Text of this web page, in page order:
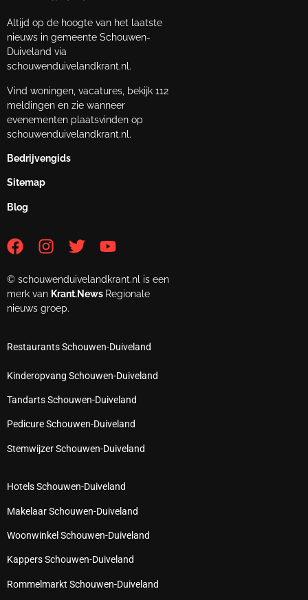
Altijd op de hoogte van het laatste
nieuws in gemeente Schouwen-
Duiveland via
schouwenduivelandkrant.nl.
Vind woningen, vacatures, bekijk 112
meldingen en zie wanneer
evenementen plaatsvinden op
schouwenduivelandkrant.nl.
Bedrijvengids
Sitemap
Blog
© schouwenduivelandkrant.nl is een
merk van Krant.News Regionale
nieuws groep.
Restaurants Schouwen-Duiveland
Kinderopvang Schouwen-Duiveland
Tandarts Schouwen-Duiveland
Pedicure Schouwen-Duiveland
Stemwijzer Schouwen-Duiveland
Hotels Schouwen-Duiveland
Makelaar Schouwen-Duiveland
Woonwinkel Schouwen-Duiveland
Kappers Schouwen-Duiveland
Rommelmarkt Schouwen-Duiveland